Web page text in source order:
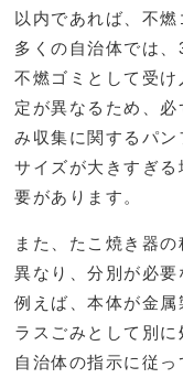
以内であれば、不燃
多くの自治体では
不燃ゴミとして受
定が異なるため、
み収集に関するパン
サイズが大きすぎ
要があります。
また、たこ焼き器
異なり、分別が必要
例えば、本体が金
ラスごみとして別に
自治体の指示に従っ